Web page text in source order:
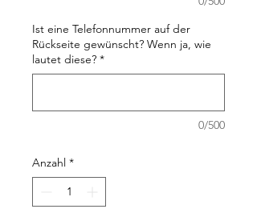
Ist eine Telefonnummer auf der
Rückseite gewünscht? Wenn ja, wie
lautet diese? *
0/500
Anzahl *